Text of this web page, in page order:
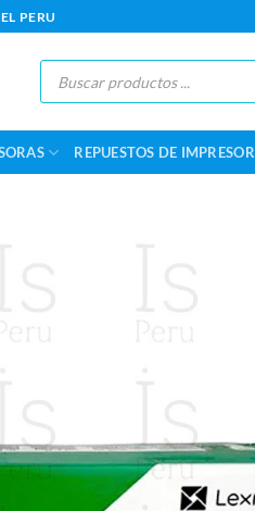
PERU
Búsqueda
REPUESTOS DE